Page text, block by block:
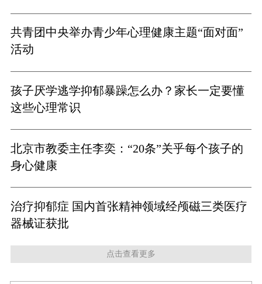
共青团中央举办青少年心理健康主题“面对面”
活动
孩子厌学逃学抑郁暴躁怎么办？家长一定要懂
这些心理常识
北京市教委主任李奕：“20条”关乎每个孩子的
身心健康
治疗抑郁症 国内首张精神领域经颅磁三类医疗
器械证获批
点击查看更多